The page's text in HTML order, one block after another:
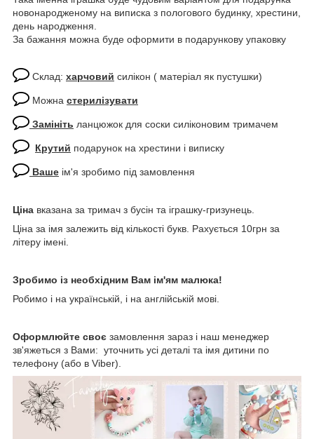
новонародженому на виписка з пологового будинку, хрестини,
день народження.
За бажання можна буде оформити в подарункову упаковку
Склад: харчовий силікон ( матеріал як пустушки)
Можна стерилізувати
Замініть ланцюжок для соски силіконовим тримачем
Крутий подарунок на хрестини і виписку
Ваше ім'я зробимо під замовлення
Ціна вказана за тримач з бусін та іграшку-гризунець.
Ціна за імя залежить від кількості букв. Рахується 10грн за
літеру імені.
Зробимо із необхідним Вам ім'ям малюка!
Робимо і на українській, і на англійській мові.
Оформлюйте своє замовлення зараз і наш менеджер
зв'яжеться з Вами: уточнить усі деталі та імя дитини по
телефону (або в Viber).